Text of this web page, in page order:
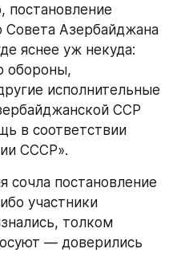
постановление
Совета Азербайджана
яснее уж некуда:
обороны,
исполнительные
ССР
в соответствии
СССР».
сочла постановление
участники
толком
— доверились